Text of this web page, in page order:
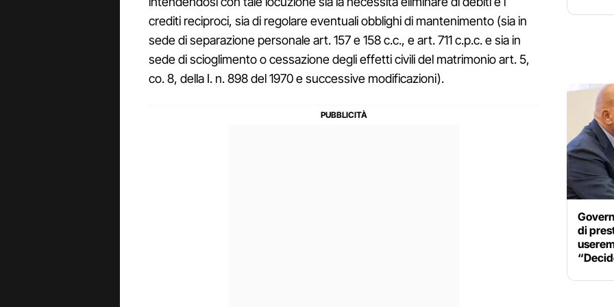
crediti reciproci, sia di regolare eventuali obblighi di mantenimento (sia in
sede di separazione personale art. 157 e 158 c.c., e art. 711 c.p.c. e sia in
sede di scioglimento o cessazione degli effetti civili del matrimonio art. 5,
co. 8, della I. n. 898 del 1970 e successive modificazioni).
di